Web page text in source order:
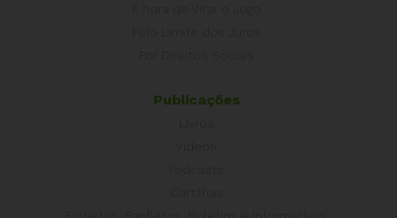
Publicações